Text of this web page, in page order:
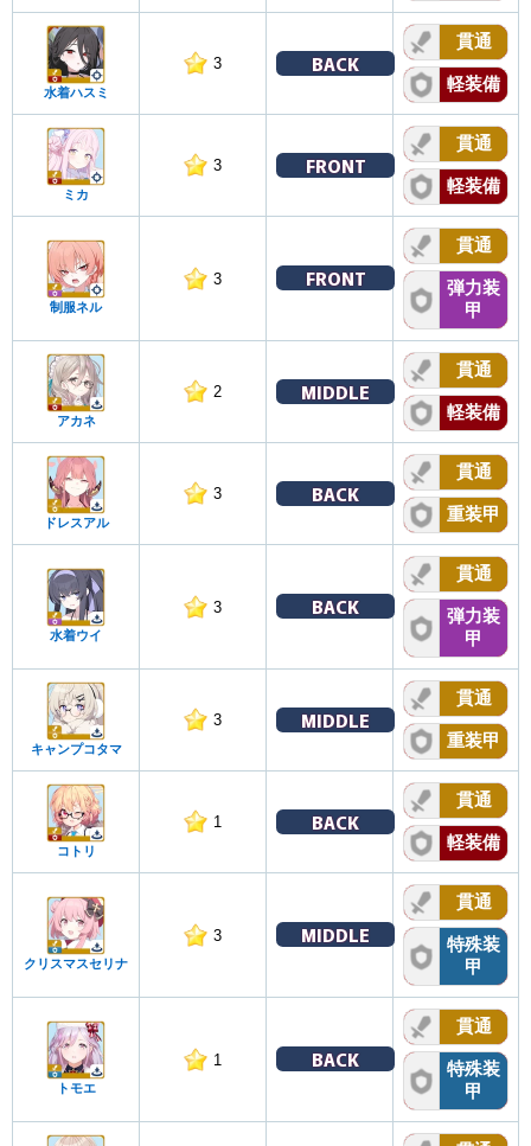
水着ハスミ
3 BACK
貫通
軽装備
ミカ
3 FRONT
貫通
軽装備
制服ネル
3 FRONT
貫通
弾力装
甲
アカネ
2 MIDDLE
貫通
軽装備
ドレスアル
3 BACK
貫通
重装甲
水着ウイ
3 BACK
貫通
弾力装
甲
キャンプコタマ
3 MIDDLE
貫通
重装甲
コトリ
1 BACK
貫通
軽装備
クリスマスセリナ
3 MIDDLE
貫通
特殊装
甲
トモエ
1 BACK
貫通
特殊装
甲